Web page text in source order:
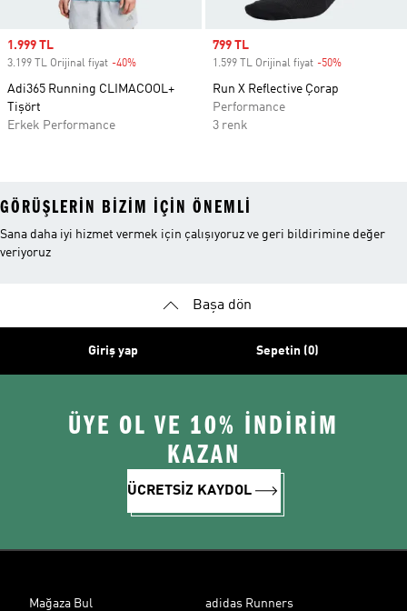
Sale price
1.999 TL
3.199 TL Orijinal fiyat -40%
Adi365 Running CLIMACOOL+
Tişört
Erkek Performance
Sale price
799 TL
1.599 TL Orijinal fiyat -50%
Run X Reflective Çorap
Performance
3 renk
GÖRÜŞLERIN BIZIM IÇIN ÖNEMLI
Sana daha iyi hizmet vermek için çalışıyoruz ve geri bildirimine değer
veriyoruz
Başa dön
Giriş yap Sepetin (0)
ÜYE OL VE 10% İNDİRİM
KAZAN
ÜCRETSİZ KAYDOL
Mağaza Bul adidas Runners